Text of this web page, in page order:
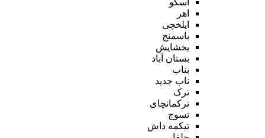
اهر
ایلخچی
باسمنج
بخشایش
بستان آباد
بناب
ناب جدید
ترک
ترکمانچای
تسوج
تیکمه داش